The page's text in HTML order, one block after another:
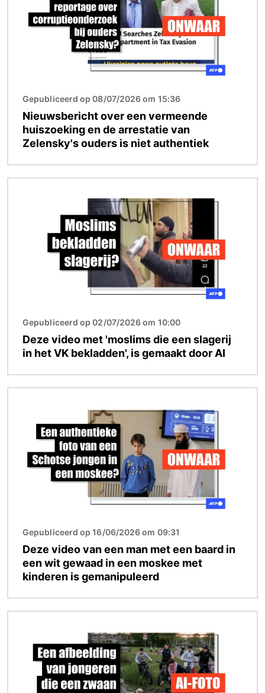
Gepubliceerd op 08/07/2026 om 15:36
Nieuwsbericht over een vermeende
huiszoeking en de arrestatie van
Zelensky's ouders is niet authentiek
Gepubliceerd op 02/07/2026 om 10:00
Deze video met 'moslims die een slagerij
in het VK bekladden', is gemaakt door AI
Gepubliceerd op 16/06/2026 om 09:31
Deze video van een man met een baard in
een wit gewaad in een moskee met
kinderen is gemanipuleerd